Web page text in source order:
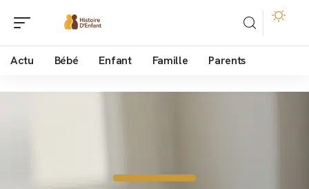
Actu Bébé Enfant Famille Parents